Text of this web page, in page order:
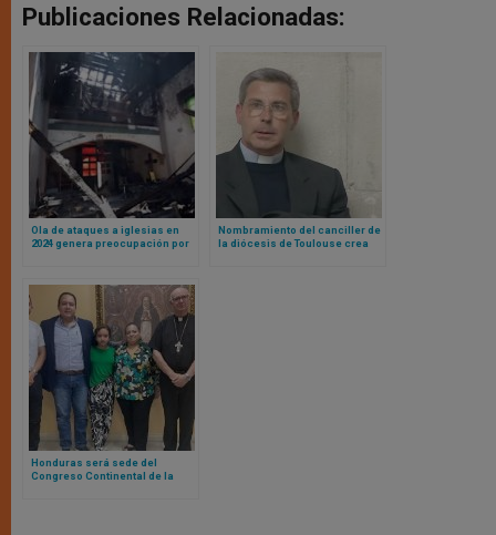
Publicaciones Relacionadas:
Ola de ataques a iglesias en
2024 genera preocupación por
Nombramiento del canciller de
la diócesis de Toulouse crea
Honduras será sede del
Congreso Continental de la